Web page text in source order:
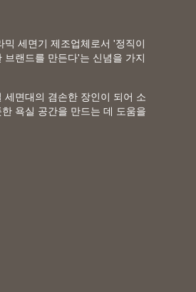
믹 세면기 제조업체로서 '정직이
브랜드를 만든다'는 신념을 가지
세면대의 겸손한 장인이 되어 소
욕실 공간을 만드는 데 도움을